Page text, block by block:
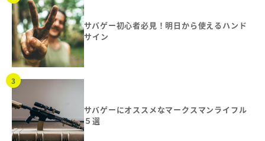
サバゲー初心者必見！明日から使えるハンド
サイン
サバゲーにオススメなマークスマンライフル
５選